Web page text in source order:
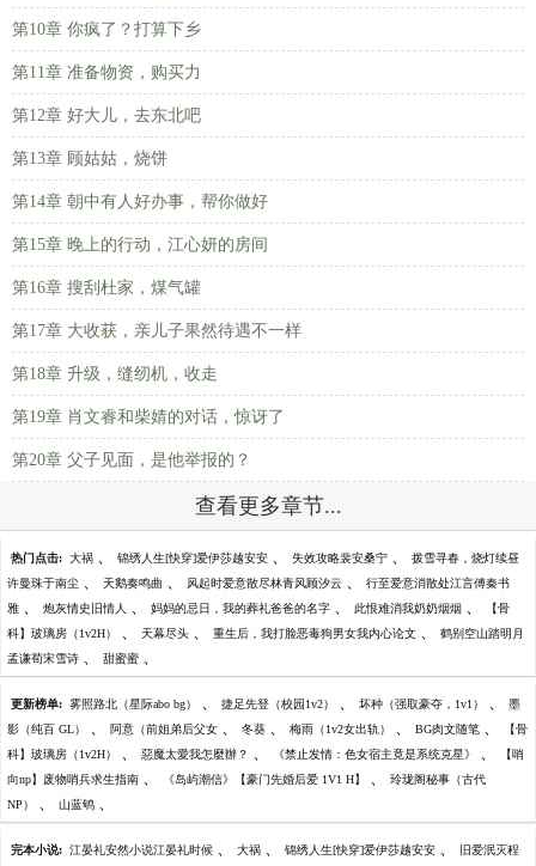
第10章 你疯了？打算下乡
第11章 准备物资，购买力
第12章 好大儿，去东北吧
第13章 顾姑姑，烧饼
第14章 朝中有人好办事，帮你做好
第15章 晚上的行动，江心妍的房间
第16章 搜刮杜家，煤气罐
第17章 大收获，亲儿子果然待遇不一样
第18章 升级，缝纫机，收走
第19章 肖文睿和柴婧的对话，惊讶了
第20章 父子见面，是他举报的？
查看更多章节...
热门点击: 大祸 、 锦绣人生[快穿]爱伊莎越安安 、 失效攻略裴安桑宁 、 拨雪寻春，烧灯续昼
许曼珠于南尘 、 天鹅奏鸣曲 、 风起时爱意散尽林青风顾汐云 、 行至爱意消散处江言傅秦书
雅 、 炮灰情史旧情人 、 妈妈的忌日，我的葬礼爸爸的名字 、 此恨难消我奶奶烟烟 、 【骨
科】玻璃房（1v2H） 、 天幕尽头 、 重生后，我打脸恶毒狗男女我内心论文 、 鹤别空山踏明月
孟谦荀宋雪诗 、 甜蜜蜜 、
更新榜单: 雾照路北（星际abo bg） 、 捷足先登（校园1v2） 、 坏种（强取豪夺，1v1） 、 墨
影（纯百 GL） 、 阿意（前姐弟后父女 、 冬葵 、 梅雨（1v2女出轨） 、 BG肉文随笔 、 【骨
科】玻璃房（1v2H） 、 惡魔太愛我怎麼辦？ 、 《禁止发情：色女宿主竟是系统克星》 、 【哨
向np】废物哨兵求生指南 、 《岛屿潮信》【豪门先婚后爱 1V1 H】 、 玲珑阁秘事（古代
NP） 、 山蓝鸲 、
完本小说: 江晏礼安然小说江晏礼时候 、 大祸 、 锦绣人生[快穿]爱伊莎越安安 、 旧爱泯灭程